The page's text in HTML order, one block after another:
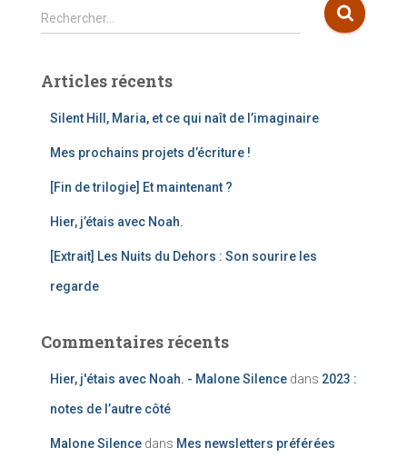
R
e
e
Rechercher…
Articles récents
Silent Hill, Maria, et ce qui naît de l’imaginaire
Mes prochains projets d’écriture !
[Fin de trilogie] Et maintenant ?
Hier, j’étais avec Noah.
[Extrait] Les Nuits du Dehors : Son sourire les
regarde
Commentaires récents
Hier, j'étais avec Noah. - Malone Silence dans 2023 :
notes de l’autre côté
Malone Silence dans Mes newsletters préférées